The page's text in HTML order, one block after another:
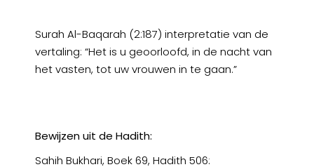
Surah Al-Baqarah (2:187) interpretatie van de
vertaling: “Het is u geoorloofd, in de nacht van
het vasten, tot uw vrouwen in te gaan.”
Bewijzen uit de Hadith:
Sahih Bukhari, Boek 69, Hadith 506: